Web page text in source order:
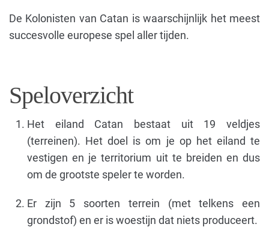
De Kolonisten van Catan is waarschijnlijk het meest
succesvolle europese spel aller tijden.
Speloverzicht
Het eiland Catan bestaat uit 19 veldjes
(terreinen). Het doel is om je op het eiland te
vestigen en je territorium uit te breiden en dus
om de grootste speler te worden.
Er zijn 5 soorten terrein (met telkens een
grondstof) en er is woestijn dat niets produceert.